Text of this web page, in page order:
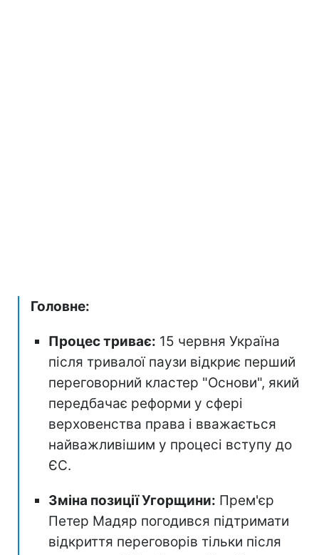
Головне:
Процес триває: 15 червня Україна
після тривалої паузи відкриє перший
переговорний кластер "Основи", який
передбачає реформи у сфері
верховенства права і вважається
найважливішим у процесі вступу до
ЄС.
Зміна позиції Угорщини: Прем'єр
Петер Мадяр погодився підтримати
відкриття переговорів тільки після